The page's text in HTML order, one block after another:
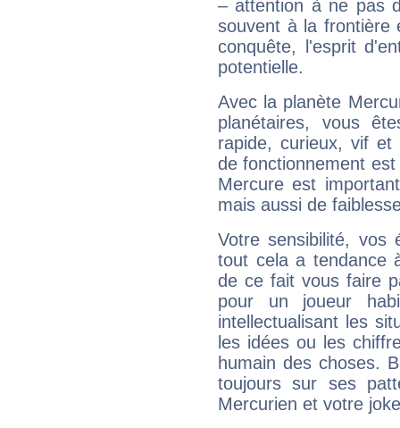
– attention à ne pas
souvent à la frontière
conquête, l'esprit
potentielle.
Avec la planète
planétaires, vous
rapide, curieux, vif et
de fonctionnement
Mercure est
mais aussi de
Votre sensibilité,
tout cela a tendance
de ce fait vous faire
pour un joueur
intellectualisant les
les idées ou les
humain des choses.
toujours sur ses
Mercurien et votre